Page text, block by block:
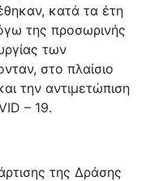
κατά τα έτη
της προσωρινής
των
στο πλαίσιο
την αντιμετώπιση
– 19.
της Δράσης